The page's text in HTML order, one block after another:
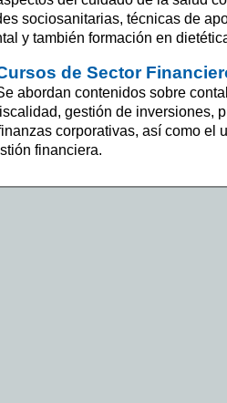
sociosanitarias, técnicas de
y también formación en
de Sector
abordan contenidos sobre
gestión de inversiones,
corporativas, así como el
financiera.